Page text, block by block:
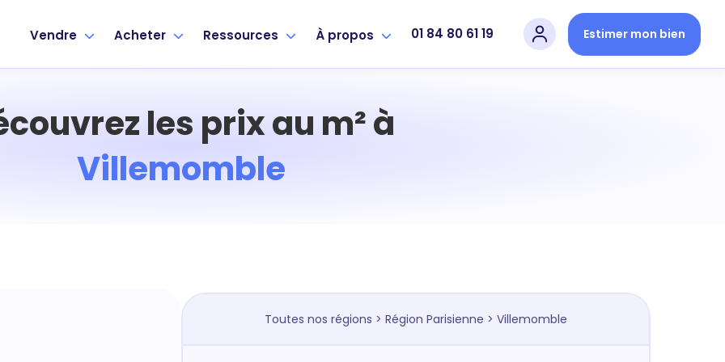
Vendre Acheter Ressources À propos 01 84 80 61 19 Estimer mon bien
les prix au m² à
Villemomble
Toutes nos régions > Région Parisienne > Villemomble